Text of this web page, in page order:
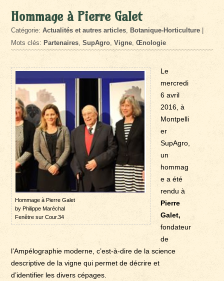
Hommage à Pierre Galet
Catégorie:Actualités et autres articles, Botanique-Horticulture
Mots clés: Partenaires,SupAgro,Vigne,Œnologie
Hommage à Pierre Galet
by Philippe Maréchal
Fenêtre sur Cour.34
Le
mercredi
6 avril
2016, à
Montpelli
er
SupAgro,
un
hommag
e a été
rendu à
Pierre
Galet,
fondateur
de
l’Ampélographie moderne, c’est-à-dire de la science
descriptive de la vigne qui permet de décrire et
d’identifier les divers cépages.